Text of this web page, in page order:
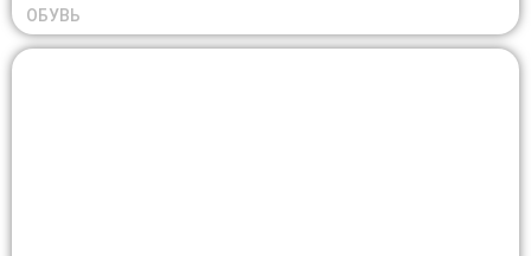
ОБУВЬ